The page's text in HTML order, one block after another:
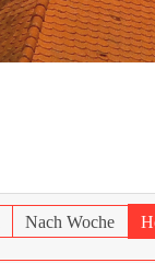
Nach Woche